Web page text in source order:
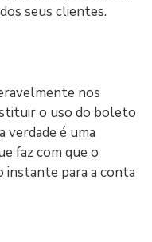
seus clientes.
nos
o uso do boleto
verdade é uma
faz com que o
instante para a conta